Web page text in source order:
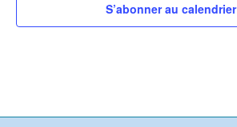
S’abonner au calendrier